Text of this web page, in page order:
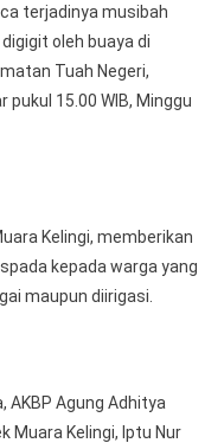
Serangan
Buaya,
Polsek
Muara
Himbau
Jangan
Lakukan
terjadinya musibah
oleh buaya di
Tuah Negeri,
15.00 WIB, Minggu
Kelingi, memberikan
kepada warga yang
maupun diirigasi.
AKBP Agung Adhitya
Muara Kelingi, Iptu Nur